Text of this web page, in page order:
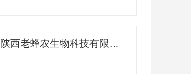
陕西老蜂农生物科技有限责任公司